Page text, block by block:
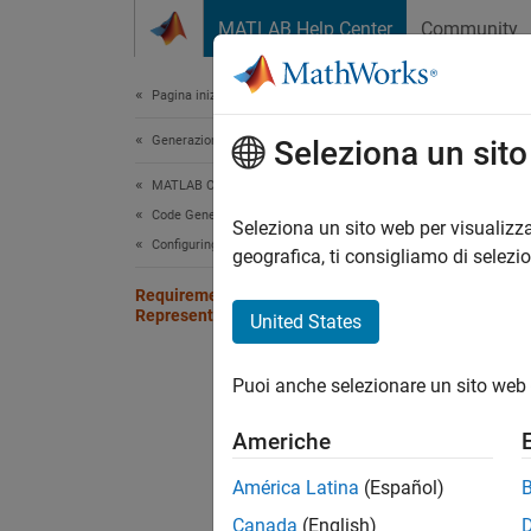
MATLAB Help Center Community
Pagina iniziale della documentazione
Generazione di codice
MATLAB Coder
Code Generation
Configuring Build Process of Generated Code
Requirements for Signed Integer
Representation
You
Seleziona un
Seleziona un sito web per
geografica, ti consigliamo di
United States
Puoi anche selezionare un sito
Americhe
América Latina (Español)
Canada (English)